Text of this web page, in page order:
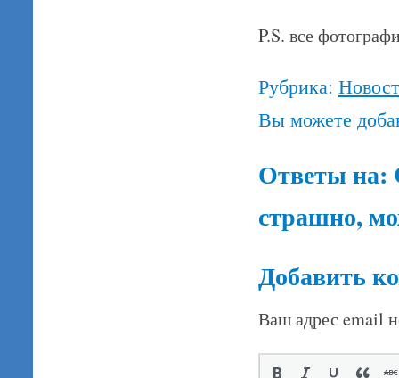
P.S. все
Рубрика:
Вы можете
Ответы на:
страшно,
Добавить
Ваш адрес email